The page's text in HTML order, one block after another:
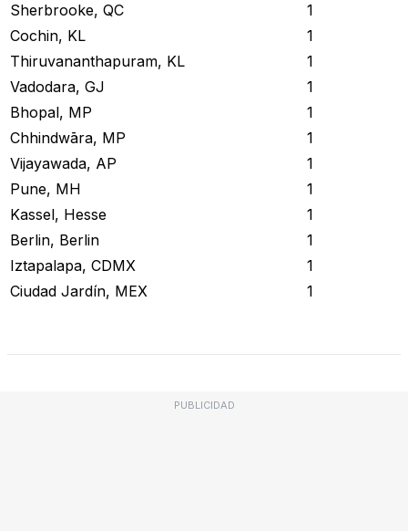
Sherbrooke, QC
1
Cochin, KL
1
Thiruvananthapuram, KL
1
Vadodara, GJ
1
Bhopal, MP
1
Chhindwāra, MP
1
Vijayawada, AP
1
Pune, MH
1
Kassel, Hesse
1
Berlin, Berlin
1
Iztapalapa, CDMX
1
Ciudad Jardín, MEX
1
PUBLICIDAD